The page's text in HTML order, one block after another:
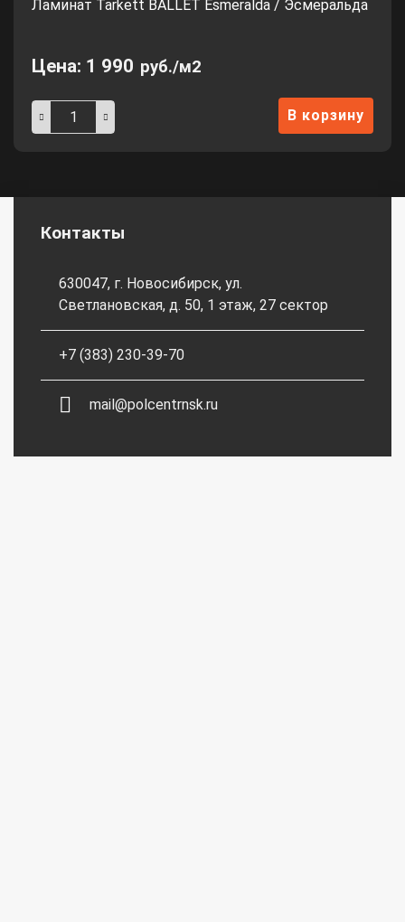
Ламинат Tarkett BALLET Esmeralda / Эсмеральда
Цена: 1 990 руб./м2
В корзину
Контакты
630047, г. Новосибирск, ул.
Светлановская, д. 50, 1 этаж, 27 сектор
+7 (383) 230-39-70
mail@polcentrnsk.ru